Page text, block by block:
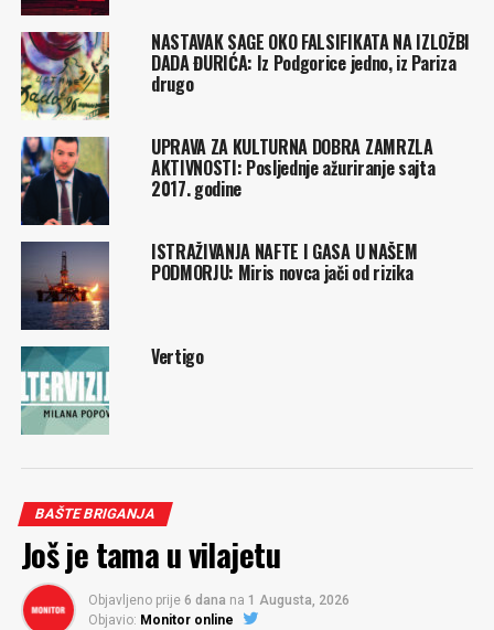
NASTAVAK SAGE OKO FALSIFIKATA NA IZLOŽBI
DADA ĐURIĆA: Iz Podgorice jedno, iz Pariza
drugo
UPRAVA ZA KULTURNA DOBRA ZAMRZLA
AKTIVNOSTI: Posljednje ažuriranje sajta
2017. godine
ISTRAŽIVANJA NAFTE I GASA U NAŠEM
PODMORJU: Miris novca jači od rizika
Vertigo
BAŠTE BRIGANJA
Još je tama u vilajetu
Objavljeno prije 6 dana na 1 Augusta, 2026
Objavio: Monitor online